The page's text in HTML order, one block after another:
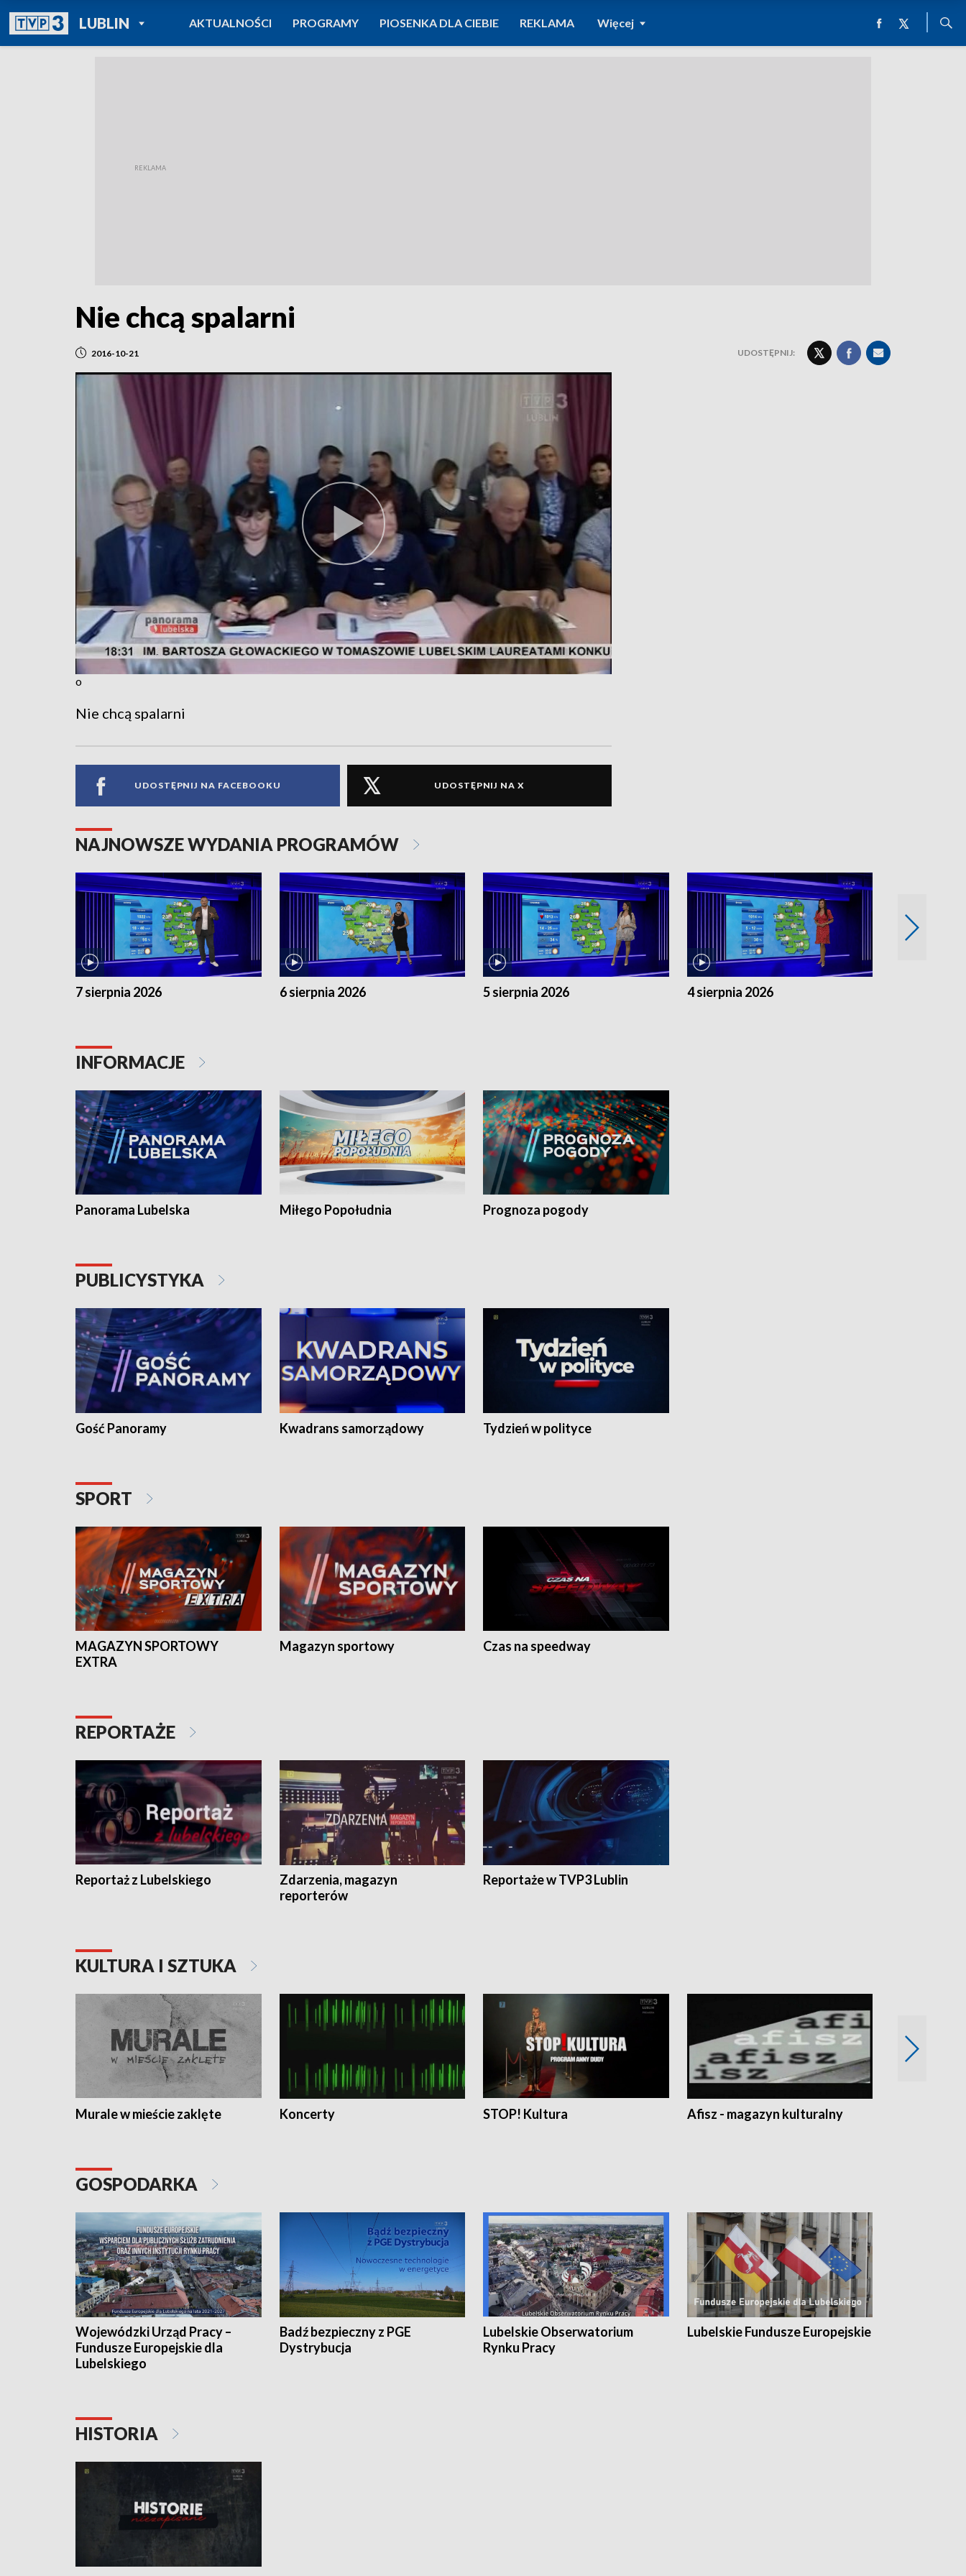
LUBLINPOWRÓT DO
TVP REGIONY
AKTUALNOŚCI PROGRAMY PIOSENKA DLA CIEBIE REKLAMA Więcej
Nie chcą spalarni
2016-10-21 UDOSTĘPNIJ:
o
Nie chcą spalarni
UDOSTĘPNIJ NA FACEBOOKU UDOSTĘPNIJ NA X
NAJNOWSZE WYDANIA PROGRAMÓW
7 sierpnia 2026 6 sierpnia 2026 5 sierpnia 2026 4 sierpnia 2026
INFORMACJE
Panorama Lubelska Miłego Popołudnia Prognoza pogody
PUBLICYSTYKA
Gość Panoramy Kwadrans samorządowy Tydzień w polityce
SPORT
MAGAZYN SPORTOWY
EXTRA
Magazyn sportowy Czas na speedway
REPORTAŻE
Reportaż z Lubelskiego
Zdarzenia, magazyn
reporterów
Reportaże w TVP3 Lublin
KULTURA I SZTUKA
Murale w mieście zaklęte Koncerty STOP! Kultura Afisz - magazyn kulturalny
GOSPODARKA
Wojewódzki Urząd Pracy –
Fundusze Europejskie dla
Lubelskiego
Badź bezpieczny z PGE
Dystrybucja
Lubelskie Obserwatorium
Rynku Pracy
Lubelskie Fundusze Europejskie
HISTORIA